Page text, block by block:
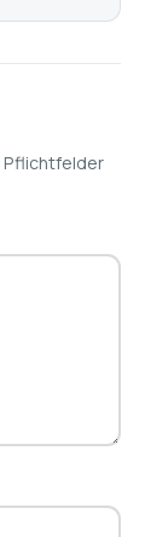
Pflichtfelder